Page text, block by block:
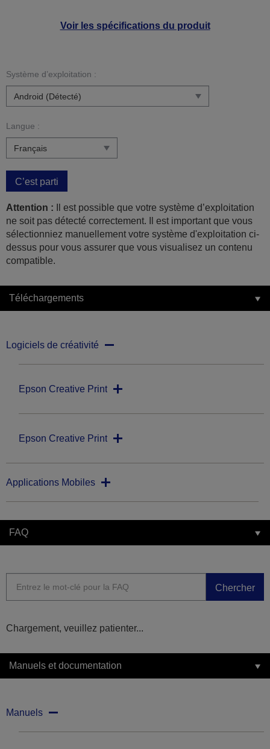
Voir les spécifications du produit
Système d’exploitation :
Langue :
C’est parti
Attention : Il est possible que votre système d’exploitation
ne soit pas détecté correctement. Il est important que vous
sélectionniez manuellement votre système d'exploitation ci-
dessus pour vous assurer que vous visualisez un contenu
compatible.
Téléchargements
Logiciels de créativité
Epson Creative Print
Epson Creative Print
Applications Mobiles
FAQ
Chercher
Chargement, veuillez patienter...
Manuels et documentation
Manuels